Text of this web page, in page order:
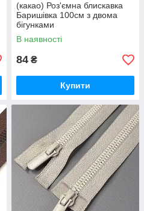
(какао) Роз'ємна блискавка
Баришівка 100см з двома
бігунками
В наявності
84 ₴
Купити